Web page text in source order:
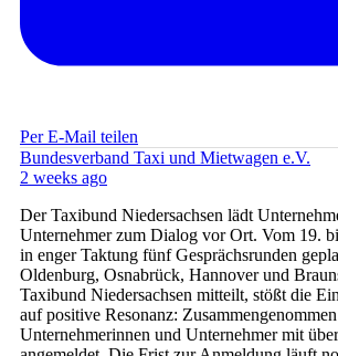
Per E-Mail teilen
Bundesverband Taxi und Mietwagen e.V.
2 weeks ago
Der Taxibund Niedersachsen lädt
Unternehmer zum Dialog vor Ort. Vom 19.
in enger Taktung fünf Gesprächsrunden
Oldenburg, Osnabrück, Hannover und
Taxibund Niedersachsen mitteilt, stößt die
auf positive Resonanz:
Unternehmerinnen und Unternehmer mit